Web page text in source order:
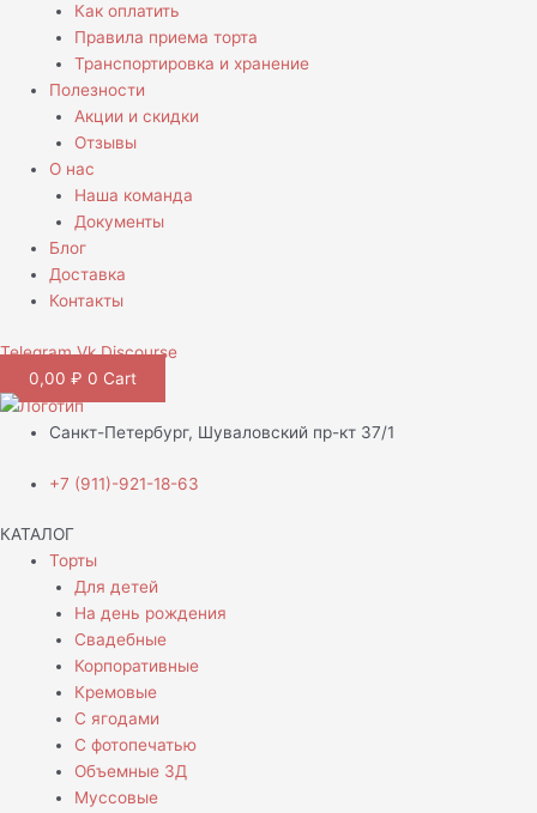
Как оплатить
Правила приема торта
Транспортировка и хранение
Полезности
Акции и скидки
Отзывы
О нас
Наша команда
Документы
Блог
Доставка
Контакты
Telegram Vk Discourse
0,00 ₽ 0 Cart
Санкт-Петербург, Шуваловский пр-кт 37/1
+7 (911)-921-18-63
КАТАЛОГ
Торты
Для детей
На день рождения
Свадебные
Корпоративные
Кремовые
С ягодами
С фотопечатью
Объемные 3Д
Муссовые